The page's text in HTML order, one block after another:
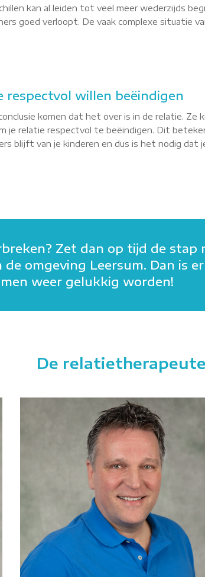
kan al leiden tot veel meer wederzijds
goed verloopt. De vaak complexe situatie
respectvol willen beëindigen
komen dat het over is in de relatie. Ze
je relatie respectvol te beëindigen. Dit
blijft van je kinderen en dus is het nodig dat
Zet dan op tijd de stap
omgeving Leersum. Dan is
weer gelukkig worden!
De